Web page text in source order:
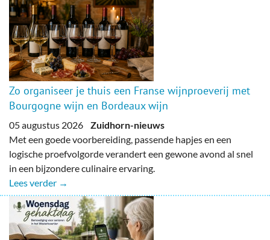
Zo organiseer je thuis een Franse wijnproeverij met
Bourgogne wijn en Bordeaux wijn
05 augustus 2026 Zuidhorn-nieuws
Met een goede voorbereiding, passende hapjes en een
logische proefvolgorde verandert een gewone avond al snel
in een bijzondere culinaire ervaring.
Lees verder →